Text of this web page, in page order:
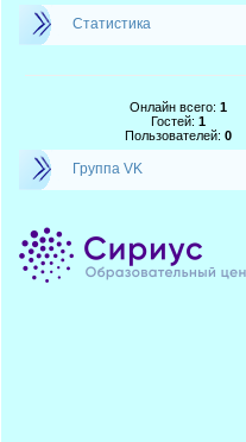
Статистика
Онлайн всего: 1
Гостей: 1
Пользователей: 0
Группа VK